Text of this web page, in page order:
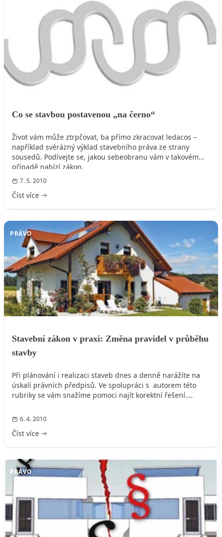
Co se stavbou postavenou „na černo“
Život vám může ztrpčovat, ba přímo zkracovat ledacos –
například svérázný výklad stavebního práva ze strany
sousedů. Podívejte se, jakou sebeobranu vám v takovém
případě nabízí zákon.
7. 5. 2010
Číst více
PRÁVO
Stavební zákon v praxi: Změna pravidel v průběhu
stavby
Při plánování i realizaci staveb dnes a denně narážíte na
úskalí právních předpisů. Ve spolupráci s autorem této
rubriky se vám snažíme pomoci najít korektní řešení.
6. 4. 2010
Číst více
PRÁVO